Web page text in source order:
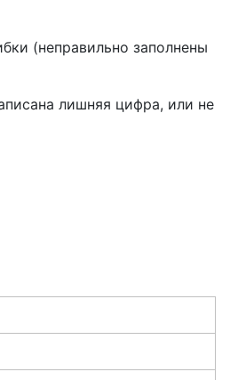
(неправильно заполнены
лишняя цифра, или не